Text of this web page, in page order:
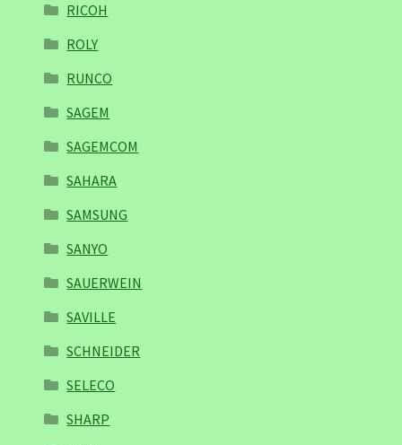
RICOH
ROLY
RUNCO
SAGEM
SAGEMCOM
SAHARA
SAMSUNG
SANYO
SAUERWEIN
SAVILLE
SCHNEIDER
SELECO
SHARP